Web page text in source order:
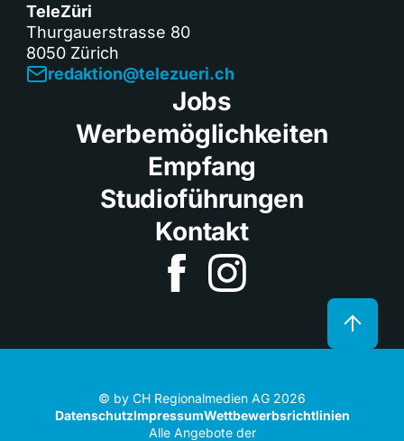
TeleZüri
Thurgauerstrasse 80
8050 Zürich
redaktion@telezueri.ch
Jobs
Werbemöglichkeiten
Empfang
Studioführungen
Kontakt
© by CH Regionalmedien AG 2026
DatenschutzImpressumWettbewerbsrichtlinien
Alle Angebote der